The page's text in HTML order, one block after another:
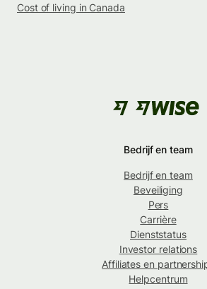
Cost of living in Canada
Bedrijf en team
Bedrijf en team
Beveiliging
Pers
Carrière
Dienststatus
Investor relations
Affiliates en
Helpcentrum